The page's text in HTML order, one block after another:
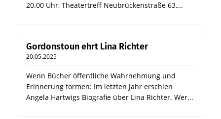
20.00 Uhr, Theatertreff Neubrückenstraße 63,...
Gordonstoun ehrt Lina Richter
20.05.2025
Wenn Bücher öffentliche Wahrnehmung und
Erinnerung formen: Im letzten Jahr erschien
Angela Hartwigs Biografie über Lina Richter. Wer...